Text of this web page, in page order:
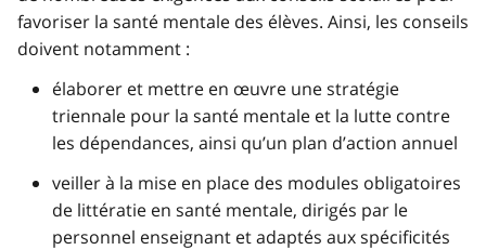
favoriser la santé mentale des élèves. Ainsi, les conseils
doivent notamment :
élaborer et mettre en œuvre une stratégie
triennale pour la santé mentale et la lutte contre
les dépendances, ainsi qu’un plan d’action annuel
veiller à la mise en place des modules obligatoires
de littératie en santé mentale, dirigés par le
personnel enseignant et adaptés aux spécificités